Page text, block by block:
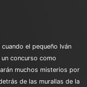
el pequeño Iván
concurso como
muchos misterios por
de las murallas de la